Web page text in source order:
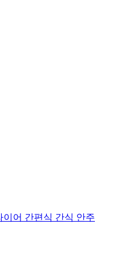
이어 간편식 간식 안주